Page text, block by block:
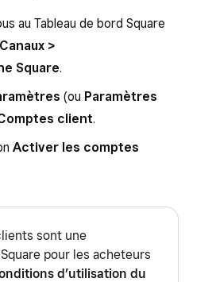
au Tableau de bord Square
Canaux >
Square.
(ou Paramètres
client.
Activer les comptes
sont une
pour les acheteurs
d’utilisation du